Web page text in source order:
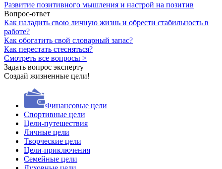
Развитие позитивного мышления и настрой на позитив
Вопрос-ответ
Как наладить свою личную жизнь и обрести стабильность в
работе?
Как обогатить свой словарный запас?
Как перестать стесняться?
Смотреть все вопросы >
Задать вопрос эксперту
Создай жизненные цели!
Финансовые цели
Спортивные цели
Цели-путешествия
Личные цели
Творческие цели
Цели-приключения
Семейные цели